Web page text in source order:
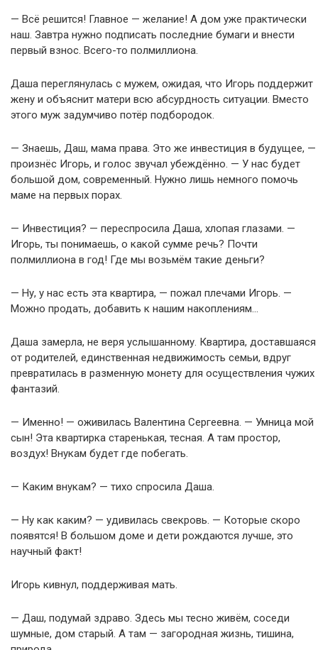
— Всё решится! Главное — желание! А дом уже практически
наш. Завтра нужно подписать последние бумаги и внести
первый взнос. Всего-то полмиллиона.
Даша переглянулась с мужем, ожидая, что Игорь поддержит
жену и объяснит матери всю абсурдность ситуации. Вместо
этого муж задумчиво потёр подбородок.
— Знаешь, Даш, мама права. Это же инвестиция в будущее, —
произнёс Игорь, и голос звучал убеждённо. — У нас будет
большой дом, современный. Нужно лишь немного помочь
маме на первых порах.
— Инвестиция? — переспросила Даша, хлопая глазами. —
Игорь, ты понимаешь, о какой сумме речь? Почти
полмиллиона в год! Где мы возьмём такие деньги?
— Ну, у нас есть эта квартира, — пожал плечами Игорь. —
Можно продать, добавить к нашим накоплениям…
Даша замерла, не веря услышанному. Квартира, доставшаяся
от родителей, единственная недвижимость семьи, вдруг
превратилась в разменную монету для осуществления чужих
фантазий.
— Именно! — оживилась Валентина Сергеевна. — Умница мой
сын! Эта квартирка старенькая, тесная. А там простор,
воздух! Внукам будет где побегать.
— Каким внукам? — тихо спросила Даша.
— Ну как каким? — удивилась свекровь. — Которые скоро
появятся! В большом доме и дети рождаются лучше, это
научный факт!
Игорь кивнул, поддерживая мать.
— Даш, подумай здраво. Здесь мы тесно живём, соседи
шумные, дом старый. А там — загородная жизнь, тишина,